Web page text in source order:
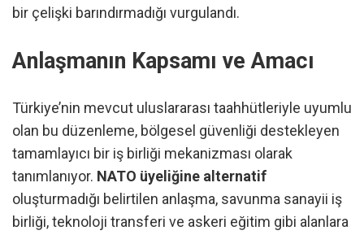
bir çelişki barındırmadığı vurgulandı.
Anlaşmanın Kapsamı ve Amacı
Türkiye’nin mevcut uluslararası taahhütleriyle uyumlu
olan bu düzenleme, bölgesel güvenliği destekleyen
tamamlayıcı bir iş birliği mekanizması olarak
tanımlanıyor. NATO üyeliğine alternatif
oluşturmadığı belirtilen anlaşma, savunma sanayii iş
birliği, teknoloji transferi ve askeri eğitim gibi alanlara